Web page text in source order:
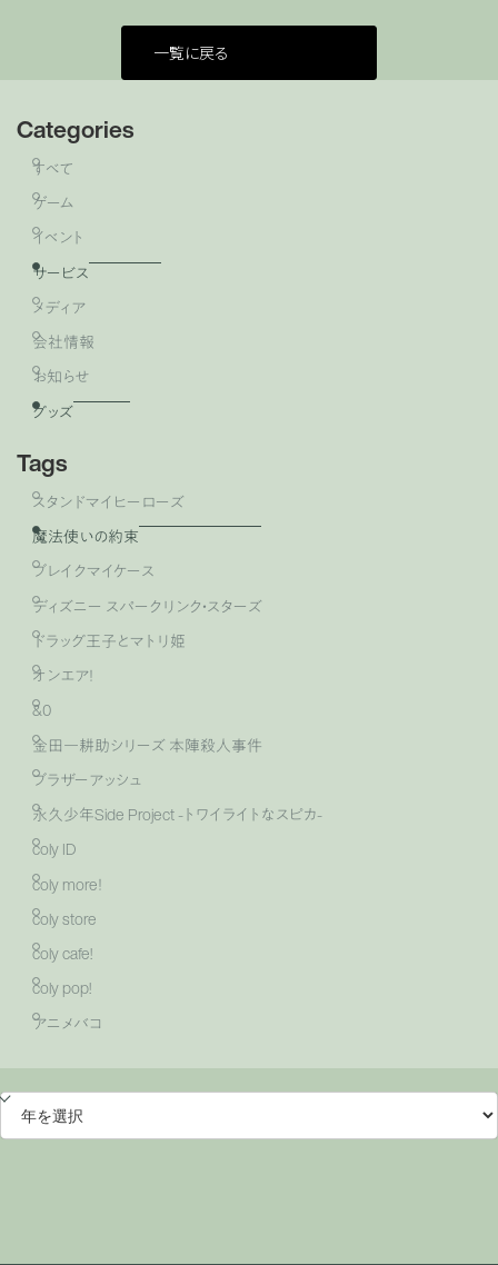
Categories
すべて
ゲーム
イベント
サービス
メディア
会社情報
お知らせ
グッズ
Tags
スタンドマイヒーローズ
魔法使いの約束
ブレイクマイケース
ディズニー スパークリンク・スターズ
ドラッグ王子とマトリ姫
オンエア！
&0
金田一耕助シリーズ 本陣殺人事件
ブラザーアッシュ
永久少年Side Project -トワイライトなスピカ-
coly ID
coly more！
coly store
coly cafe!
coly pop!
アニメバコ
一覧に戻る